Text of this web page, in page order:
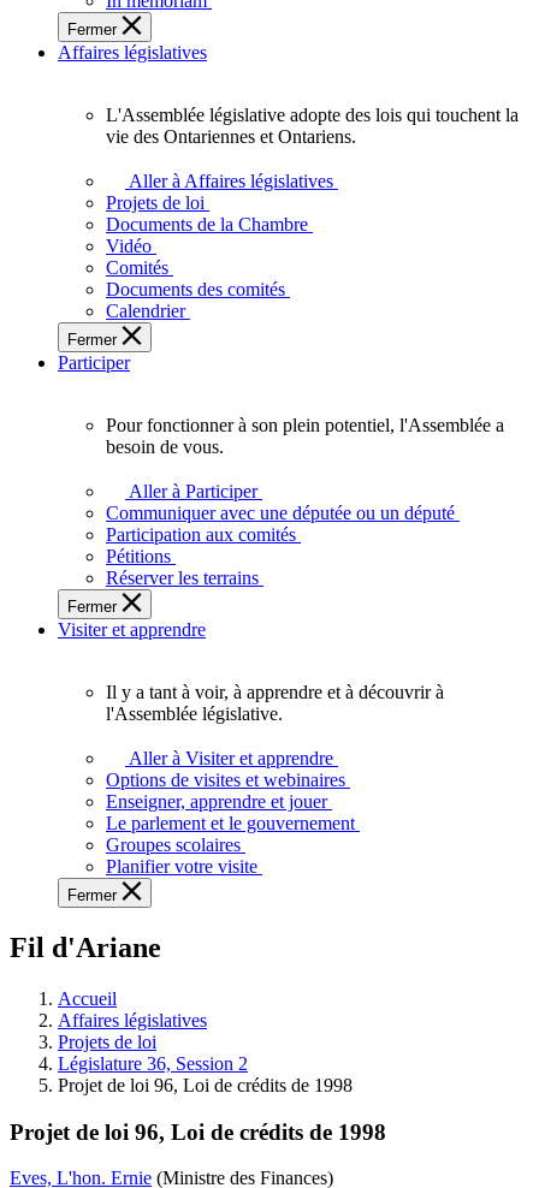
de
l'Assemblée
législative
l'Ontario.
Fermer
Affaires législatives
L'Assemblée
adopte
touchent
des
Ontariennes
et
L'Assemblée législative adopte des lois qui touchent la
vie des Ontariennes et Ontariens.
Aller à Affaires législatives
Projets de loi
Documents de la Chambre
Vidéo
Comités
Documents des comités
Calendrier
Fermer
Participer
plein
potentiel,
l'Assemblée
a
besoin
de
Pour fonctionner à son plein potentiel, l'Assemblée a
besoin de vous.
Aller à Participer
Communiquer avec une députée ou un député
Participation aux comités
Pétitions
Réserver les terrains
Fermer
Visiter et apprendre
voir,
apprendre
et
à
à
législative.
Il y a tant à voir, à apprendre et à découvrir à
l'Assemblée législative.
Aller à Visiter et apprendre
Options de visites et webinaires
Enseigner, apprendre et jouer
Le parlement et le gouvernement
Groupes scolaires
Planifier votre visite
Fermer
Fil d'Ariane
Accueil
Affaires législatives
Projets de loi
Législature 36, Session 2
Projet de loi 96, Loi de crédits de 1998
Projet de loi 96, Loi de crédits de 1998
Eves, L'hon. Ernie (Ministre des Finances)